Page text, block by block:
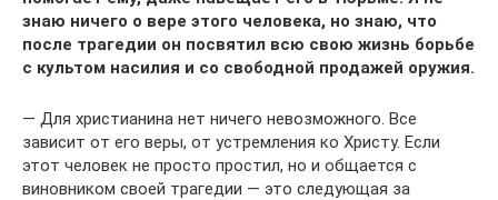
знаю ничего о вере этого человека, но знаю, что
после трагедии он посвятил всю свою жизнь борьбе
с культом насилия и со свободной продажей оружия.
— Для христианина нет ничего невозможного. Все
зависит от его веры, от устремления ко Христу. Если
этот человек не просто простил, но и общается с
виновником своей трагедии — это следующая за